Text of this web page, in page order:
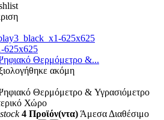
Θερμόμετρo &...
ακόμη
Θερμόμετρo & Υγρασιόμετρo
Χώρο
4 Προϊόν(ντα) Άμεσα Διαθέσιμο